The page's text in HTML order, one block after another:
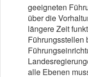
geeigneten
über die
längere Zeit
Führungsstellen
alle Ebenen